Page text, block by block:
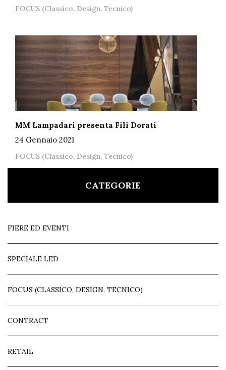
FOCUS (Classico, Design, Tecnico)
MM Lampadari presenta Fili Dorati
24 Gennaio 2021
FOCUS (Classico, Design, Tecnico)
CATEGORIE
FIERE ED EVENTI
SPECIALE LED
FOCUS (CLASSICO, DESIGN, TECNICO)
CONTRACT
RETAIL